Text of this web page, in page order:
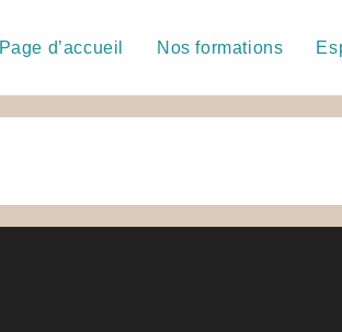
Page d’accueil Nos formations